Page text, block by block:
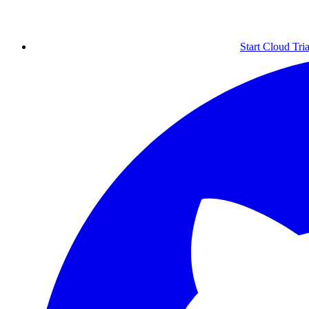
Start Cloud